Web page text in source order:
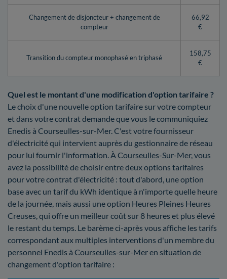
Changement de disjoncteur + changement de
compteur
66,92
€
Transition du compteur monophasé en triphasé
158,75
€
Quel est le montant d'une modification d'option tarifaire ?
Le choix d'une nouvelle option tarifaire sur votre compteur
et dans votre contrat demande que vous le communiquiez
Enedis à Courseulles-sur-Mer. C'est votre fournisseur
d'électricité qui intervient auprès du gestionnaire de réseau
pour lui fournir l'information. À Courseulles-Sur-Mer, vous
avez la possibilité de choisir entre deux options tarifaires
pour votre contrat d'électricité : tout d'abord, une option
base avec un tarif du kWh identique à n'importe quelle heure
de la journée, mais aussi une option Heures Pleines Heures
Creuses, qui offre un meilleur coût sur 8 heures et plus élevé
le restant du temps. Le barème ci-après vous affiche les tarifs
correspondant aux multiples interventions d'un membre du
personnel Enedis à Courseulles-sur-Mer en situation de
changement d'option tarifaire :